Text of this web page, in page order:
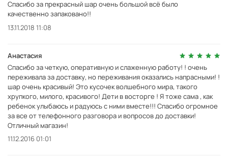
Спасибо за прекрасный шар очень большой всё было
качественно запаковано!!
13.11.2018 11:08
Анастасия
Спасибо за четкую, оперативную и слаженную работу! ! очень
переживала за доставку, но переживания оказались напрасными! !
шар очень красивый! Это кусочек волшебного мира, такого
хрупкого, милого, красивого! Дети в восторге ! Я тоже сама , как
ребенок улыбаюсь и радуюсь с ними вместе!!! Спасибо огромное
за все от телефонного разговора и вопросов до доставки!
Отличный магазин!
11.12.2016 01:01